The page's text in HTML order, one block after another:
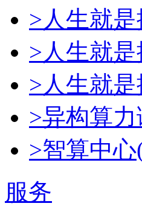
>人生就
>人生就
>人生就是
>异构算
>智算中
服务